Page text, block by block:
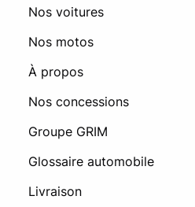
Nos voitures
Nos motos
À propos
Nos concessions
Groupe GRIM
Glossaire automobile
Livraison